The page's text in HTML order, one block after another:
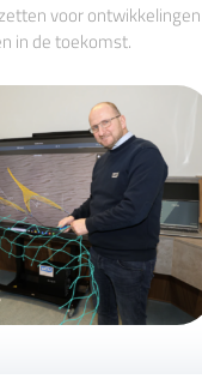
voor
in de toekomst.